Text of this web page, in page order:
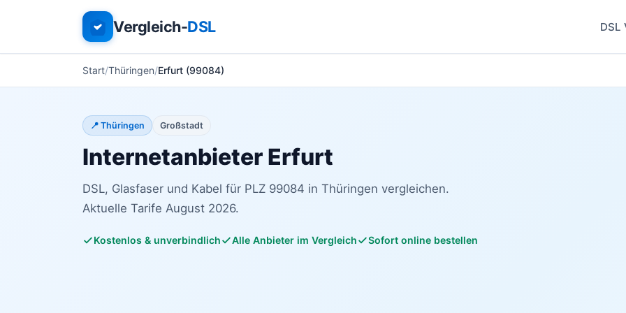
Vergleich-DSL DSL
Start Thüringen Erfurt (99084)
📍 Thüringen Großstadt
Internetanbieter Erfurt
DSL, Glasfaser und Kabel für PLZ 99084 in Thüringen vergleichen.
Aktuelle Tarife August 2026.
Kostenlos & unverbindlich Alle Anbieter im Vergleich Sofort online bestellen